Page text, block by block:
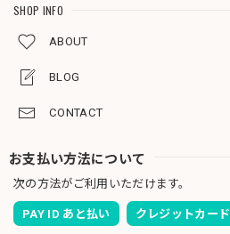
SHOP INFO
ABOUT
BLOG
CONTACT
お支払い方法について
次の方法がご利用いただけます。
PAY ID あと払い クレジットカード